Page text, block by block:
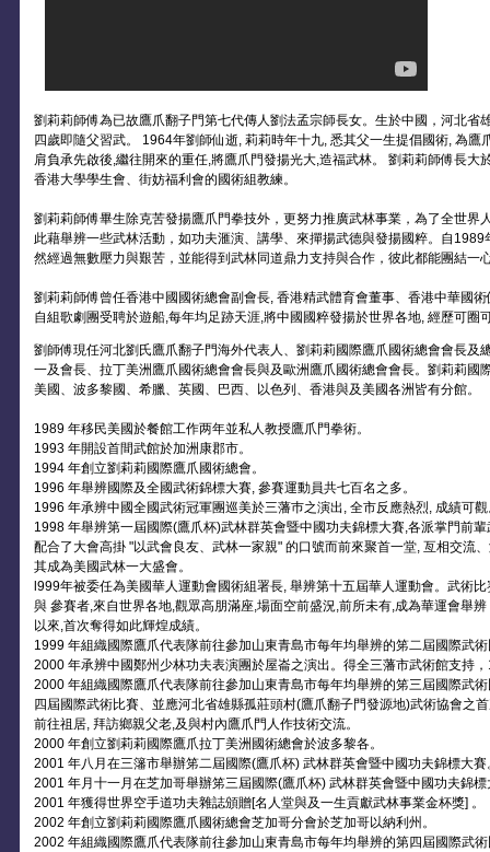
劉莉莉師傅為已故鷹爪翻子門第七代傳人劉法孟宗師長女。生於中國，河北省
四歲即隨父習武。 1964年劉師仙逝, 莉莉時年十九, 悉其父一生提倡國術, 為
肩負承先啟後,繼往開來的重任,將鷹爪門發揚光大,造福武林。 劉莉莉師傅長
香港大學學生會、街妨福利會的國術組教練。
劉莉莉師傅畢生除克苦發揚鷹爪門拳技外，更努力推廣武林事業，為了全世界
此藉舉辨一些武林活動，如功夫滙演、講學、來撣揚武德與發揚國粹。自
然經過無數壓力與艱苦，並能得到武林同道鼎力支持與合作，彼此都能團結一
劉莉莉師傅曾任香港中國國術總會副會長, 香港精武體育會董事、香港中華國
自組歌劇團受聘於遊船,每年均足跡天涯,將中國國粹發揚於世界各地, 經歷可圈
劉師傅現任河北劉氏鷹爪翻子門海外代表人、劉莉莉國際鷹爪國術總會會長及
一及會長、拉丁美洲鷹爪國術總會會長與及歐洲鷹爪國術總會會長。劉莉莉國
美國、波多黎國、希臘、英國、巴西、以色列、香港與及美國各洲皆有分館。
1989 年移民美國於餐館工作两年並私人教授鷹爪門拳術。
1993 年開設首間武館於加洲康郡市。
1994 年創立劉莉莉國際鷹爪國術總會。
1996 年舉辨國際及全國武術錦標大賽, 參賽運動員共七百名之多。
1996 年承辨中國全國武術冠軍團巡美於三藩巿之演出, 全市反應熱烈, 成績可
1998 年舉辨第一屆國際(鷹爪杯)武林群英會暨中國功夫錦標大賽,各派掌門前
配合了大會高掛 "以武會良友、武林一家親" 的口號而前來聚首一堂, 亙相交流
其成為美國武林一大盛會。
l999年被委任為美國華人運動會國術組署長, 舉辨第十五屆華人運動會。武術
與 參賽者,來自世界各地,觀眾高朋滿座,場面空前盛況,前所未有,成為華運會舉
以來,首次奪得如此輝煌成績。
1999 年組織國際鷹爪代表隊前往參加山東青島市每年均舉辨的笫二屆國際武
2000 年承辨中國鄭州少林功夫表演團於屋崙之演出。得全三藩市武術館支持
2000 年組織國際鷹爪代表隊前往參加山東青島市每年均舉辨的笫三屆國際武
四屆國際武術比賽、並應河北省雄縣孤莊頭村(鷹爪翻子門發源地)武術協會之
前往祖居, 拜訪鄉親父老,及與村內鷹爪門人作技術交流。
2000 年創立劉莉莉國際鷹爪拉丁美洲國術總會於波多黎各。
2001 年八月在三籓市舉辦笫二屆國際(鷹爪杯) 武林群英會暨中國功夫錦標大賽
2001 年月十一月在芝加哥舉辦笫三屆國際(鷹爪杯) 武林群英會暨中國功夫錦
2001 年獲得世界空手道功夫雜誌頒贈[名人堂與及一生貢獻武林事業金杯獎] 。
2002 年創立劉莉莉國際鷹爪國術總會芝加哥分會於芝加哥以納利州。
2002 年組織國際鷹爪代表隊前往參加山東青島市每年均舉辨的第四屆國際武